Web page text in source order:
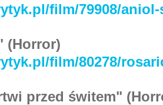
film/79908/aniol-
(Horror)
film/80278/
przed świtem"